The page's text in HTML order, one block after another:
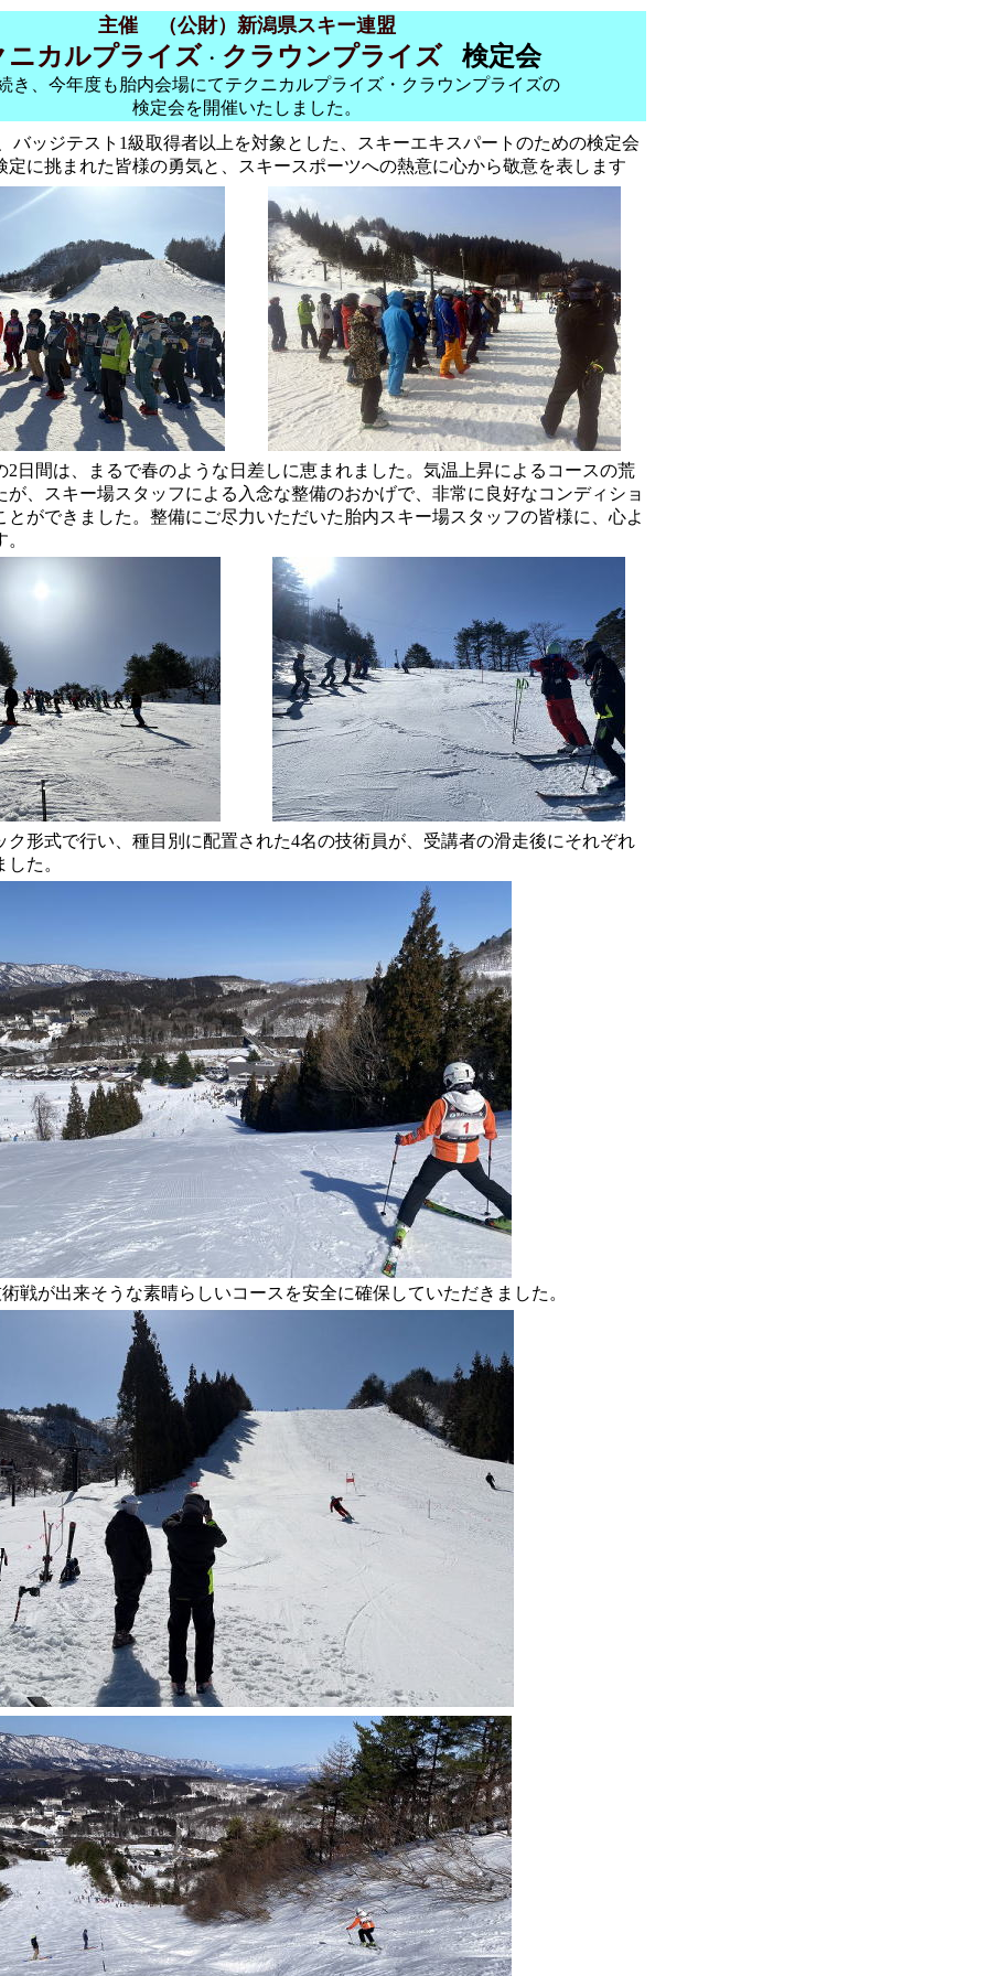
主催 （公財）新潟県スキー連盟
ニカルプライズ ・ クラウンプライズ 検定会
き、今年度も胎内会場にてテクニカルプライズ・クラウンプライズの
検定会を開催いたしました。
バッジテスト1級取得者以上を対象とした、スキーエキスパートのための検定会
定に挑まれた皆様の勇気と、スキースポーツへの熱意に心から敬意を表します
2日間は、まるで春のような日差しに恵まれました。気温上昇によるコースの荒
が、スキー場スタッフによる入念な整備のおかげで、非常に良好なコンディショ
とができました。整備にご尽力いただいた胎内スキー場スタッフの皆様に、心よ
ク形式で行い、種目別に配置された4名の技術員が、受講者の滑走後にそれぞれ
した。
戦が出来そうな素晴らしいコースを安全に確保していただきました。